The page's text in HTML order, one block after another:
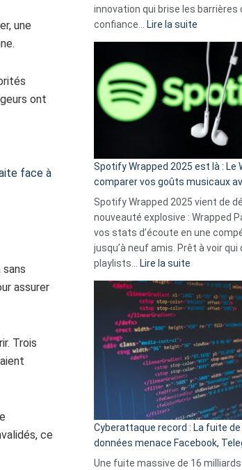
une
ont
face à
assurer
Trois
ce
innovation qui brise les barrières
confiance…
Lire la suite
l’excuse
je
n’ai
pas
de
cash
»
Solly
change
la
vie
sans-
abri
en
3
secondes
Spotify Wrapped 2025 est là : Le
comparer vos goûts musicaux
Spotify Wrapped 2025 vient de
nouveauté explosive : Wrapped
vos stats d’écoute en une
jusqu’à neuf amis. Prêt à voir qui
playlists…
Lire la suite
Wrapped
2025
est
:
Le
Wrapped
Party
pour
comparer
vos
goûts
Cyberattaque record : La fuite
données menace Facebook,
Une fuite massive de 16